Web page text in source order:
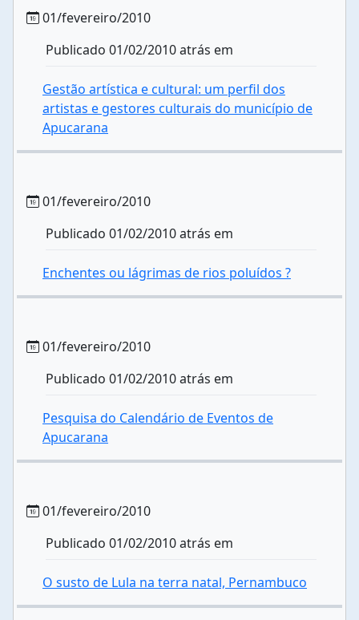
01/fevereiro/2010
Publicado 01/02/2010 atrás em
Gestão artística e cultural: um perfil dos
artistas e gestores culturais do município de
Apucarana
01/fevereiro/2010
Publicado 01/02/2010 atrás em
Enchentes ou lágrimas de rios poluídos ?
01/fevereiro/2010
Publicado 01/02/2010 atrás em
Pesquisa do Calendário de Eventos de
Apucarana
01/fevereiro/2010
Publicado 01/02/2010 atrás em
O susto de Lula na terra natal, Pernambuco